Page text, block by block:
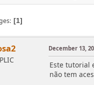
1
December 13,
Este tutorial
não tem